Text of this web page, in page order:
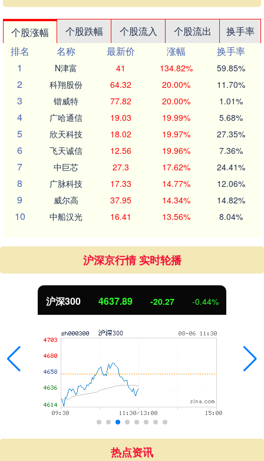
个股涨幅 个股跌幅 个股流入 个股流出
换手率
排名
名称 最新价 涨幅
换手率
1
N津富 41 134.82% 59.85%
2 科翔股份 64.32 20.00% 11.70%
3 锴威特 77.82 20.00% 1.01%
4 广哈通信 19.03 19.99% 5.68%
5 欣天科技 18.02 19.97% 27.35%
6 飞天诚信 12.56 19.96% 7.36%
7 中巨芯 27.3 17.62% 24.41%
8 广脉科技 17.33 14.77% 12.06%
9 威尔高 37.95 14.34% 14.82%
10 中船汉光 16.41 13.56% 8.04%
沪深京行情 实时轮播
北证50 1115.17 -4.29 -0.38%
热点资讯